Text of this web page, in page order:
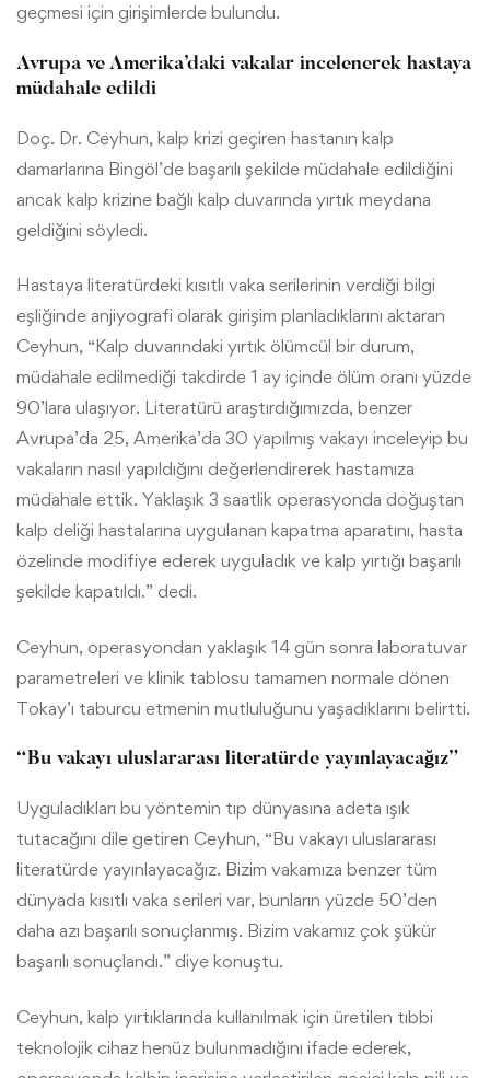
geçmesi için girişimlerde bulundu.
Avrupa ve Amerika’daki vakalar incelenerek hastaya
müdahale edildi
Doç. Dr. Ceyhun, kalp krizi geçiren hastanın kalp
damarlarına Bingöl’de başarılı şekilde müdahale edildiğini
ancak kalp krizine bağlı kalp duvarında yırtık meydana
geldiğini söyledi.
Hastaya literatürdeki kısıtlı vaka serilerinin verdiği bilgi
eşliğinde anjiyografi olarak girişim planladıklarını aktaran
Ceyhun, “Kalp duvarındaki yırtık ölümcül bir durum,
müdahale edilmediği takdirde 1 ay içinde ölüm oranı yüzde
90’lara ulaşıyor. Literatürü araştırdığımızda, benzer
Avrupa’da 25, Amerika’da 30 yapılmış vakayı inceleyip bu
vakaların nasıl yapıldığını değerlendirerek hastamıza
müdahale ettik. Yaklaşık 3 saatlik operasyonda doğuştan
kalp deliği hastalarına uygulanan kapatma aparatını, hasta
özelinde modifiye ederek uyguladık ve kalp yırtığı başarılı
şekilde kapatıldı.” dedi.
Ceyhun, operasyondan yaklaşık 14 gün sonra laboratuvar
parametreleri ve klinik tablosu tamamen normale dönen
Tokay’ı taburcu etmenin mutluluğunu yaşadıklarını belirtti.
“Bu vakayı uluslararası literatürde yayınlayacağız”
Uyguladıkları bu yöntemin tıp dünyasına adeta ışık
tutacağını dile getiren Ceyhun, “Bu vakayı uluslararası
literatürde yayınlayacağız. Bizim vakamıza benzer tüm
dünyada kısıtlı vaka serileri var, bunların yüzde 50’den
daha azı başarılı sonuçlanmış. Bizim vakamız çok şükür
başarılı sonuçlandı.” diye konuştu.
Ceyhun, kalp yırtıklarında kullanılmak için üretilen tıbbi
teknolojik cihaz henüz bulunmadığını ifade ederek,